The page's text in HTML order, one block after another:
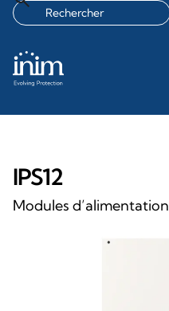
IPS12
Modules d’alimentation